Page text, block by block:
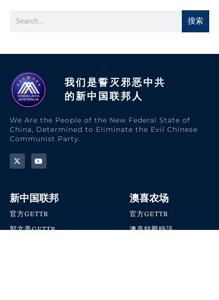
搜索
我们是誓灭邪恶中共
的新中国联邦人​
We Are the People of the New Federal State of
China, Determined to Eliminate the Evil Chinese
Communist Party.
新中国联邦
官方GETTR
郭文贵GETTR
澳喜农场
官方GETTR
澳喜特戰時訊